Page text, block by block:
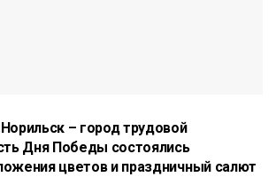
– город трудовой
Дня Победы состоялись
цветов и праздничный салют